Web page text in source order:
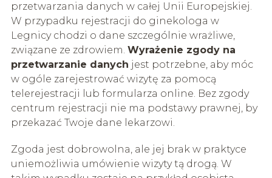
przetwarzania danych w całej Unii Europejskiej.
W przypadku rejestracji do ginekologa w
Legnicy chodzi o dane szczególnie wrażliwe,
związane ze zdrowiem. Wyrażenie zgody na
przetwarzanie danych jest potrzebne, aby móc
w ogóle zarejestrować wizytę za pomocą
telerejestracji lub formularza online. Bez zgody
centrum rejestracji nie ma podstawy prawnej, by
przekazać Twoje dane lekarzowi.
Zgoda jest dobrowolna, ale jej brak w praktyce
uniemożliwia umówienie wizyty tą drogą. W